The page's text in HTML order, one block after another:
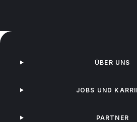
ÜBER UNS
JOBS UND
PARTNER